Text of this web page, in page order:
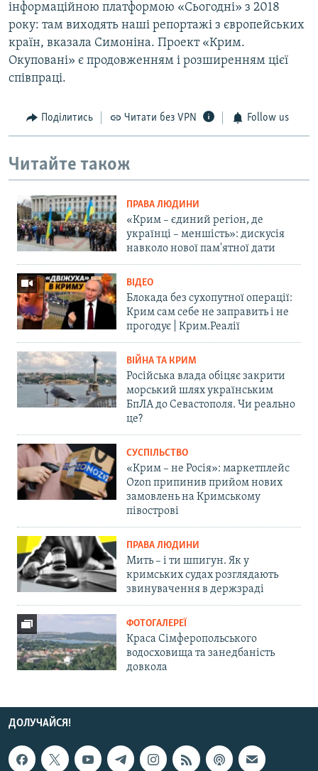
інформаційною платформою «Сьогодні» з 2018
року: там виходять наші репортажі з європейських
країн, вказала Симоніна. Проект «Крим.
Окуповані» є продовженням і розширенням цієї
співпраці.
Поділитись Читати без VPN Follow us
Читайте також
ПРАВА ЛЮДИНИ
«Крим – єдиний регіон, де
українці – меншість»: дискусія
навколо нової пам'ятної дати
ВІДЕО
Блокада без сухопутної операції:
Крим сам себе не заправить і не
прогодує | Крим.Реалії
ВІЙНА ТА КРИМ
Російська влада обіцяє закрити
морський шлях українським
БпЛА до Севастополя. Чи реально
це?
СУСПІЛЬСТВО
«Крим – не Росія»: маркетплейс
Ozon припинив прийом нових
замовлень на Кримському
півострові
ПРАВА ЛЮДИНИ
Мить – і ти шпигун. Як у
кримських судах розглядають
звинувачення в держзраді
ФОТОГАЛЕРЕЇ
Краса Сімферопольського
водосховища та занедбаність
довкола
ДОЛУЧАЙСЯ!